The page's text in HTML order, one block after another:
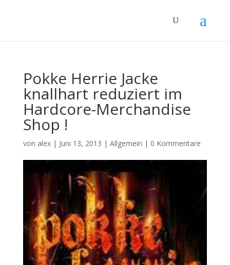
Pokke Herrie Jacke
knallhart reduziert im
Hardcore-Merchandise
Shop !
von alex| Juni 13, 2013 | Allgemein | 0 Kommentare